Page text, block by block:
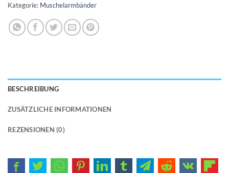
Kategorie: Muschelarmbänder
BESCHREIBUNG
ZUSÄTZLICHE INFORMATIONEN
REZENSIONEN (0)